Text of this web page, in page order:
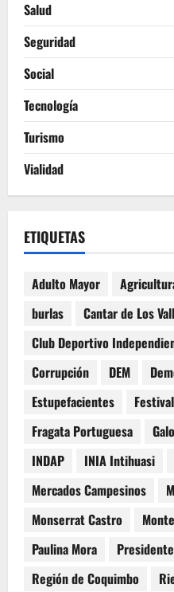
Salud
Seguridad
Social
Tecnología
Turismo
Vialidad
ETIQUETAS
Adulto Mayor
burlas
Cantar de Los
Club Deportivo
Corrupción
DEM
Estupefacientes
Festival
Fragata Portuguesa
INDAP
INIA Intihuasi
Mercados Campesinos
Monserrat Castro
Paulina Mora
Región de Coquimbo